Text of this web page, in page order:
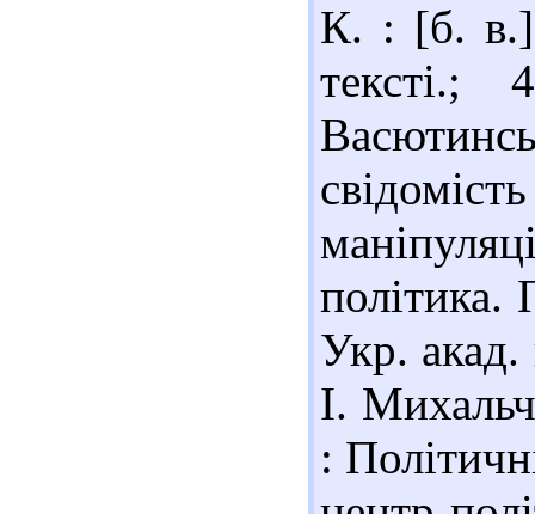
К. : [б.
політика.
Укр. акад.
І.
: